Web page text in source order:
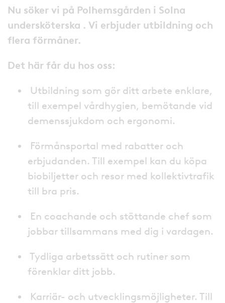
Nu söker vi på Polhemsgården i Solna
undersköterska . Vi erbjuder utbildning och
flera förmåner.
Det här får du hos oss:
Utbildning som gör ditt arbete enklare,
till exempel vårdhygien, bemötande vid
demenssjukdom och ergonomi.
Förmånsportal med rabatter och
erbjudanden. Till exempel kan du köpa
biobiljetter och resor med kollektivtrafik
till bra pris.
En coachande och stöttande chef som
jobbar tillsammans med dig i vardagen.
Tydliga arbetssätt och rutiner som
förenklar ditt jobb.
Karriär- och utvecklingsmöjligheter. Till